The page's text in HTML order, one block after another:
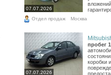
07.07.2026
Отдел продаж Москва
07.07.2026
пробег
коробки